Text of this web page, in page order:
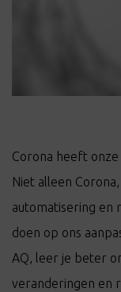
Corona heeft
Niet alleen
automatisering en
doen op ons
AQ, leer je beter
veranderingen en